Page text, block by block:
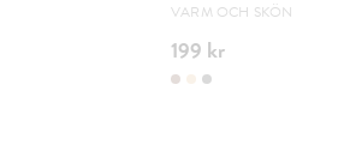
VARM OCH SKÖN
199 kr